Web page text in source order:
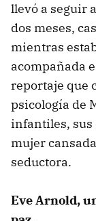
llevó a seguir
dos meses,
mientras
acompañada
reportaje que
psicología de
infantiles, sus
mujer
seductora.
Eve Arnold,